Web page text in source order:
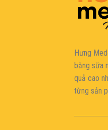
Hưng
bằng sữa
quả cao
từng sản